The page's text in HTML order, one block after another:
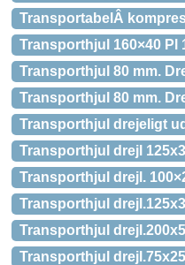
TransportabelÂ
Transporthjul 160×40 Pl
Transporthjul 80 mm.
Transporthjul 80 mm.
Transporthjul drejeligt
Transporthjul drejl
Transporthjul drejl.
Transporthjul
Transporthjul
Transporthjul